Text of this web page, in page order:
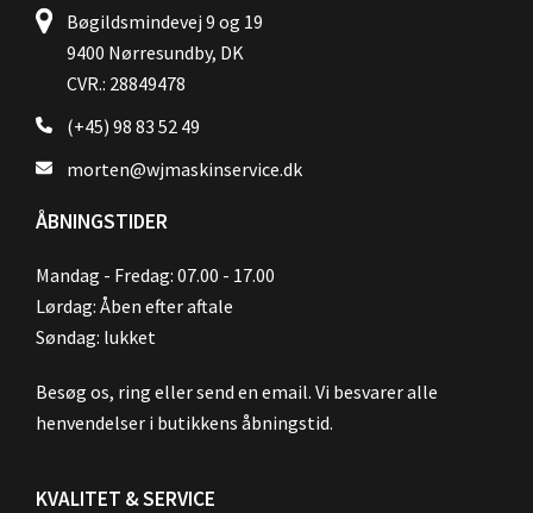
Bøgildsmindevej 9 og 19
9400 Nørresundby, DK
CVR.: 28849478
(+45) 98 83 52 49
morten@wjmaskinservice.dk
ÅBNINGSTIDER
Mandag - Fredag: 07.00 - 17.00
Lørdag: Åben efter aftale
Søndag: lukket
Besøg os, ring eller send en email. Vi besvarer alle
henvendelser i butikkens åbningstid.
KVALITET & SERVICE